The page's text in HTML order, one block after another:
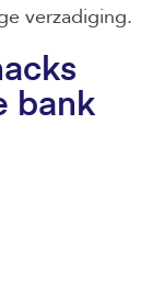
verzadiging.
bank